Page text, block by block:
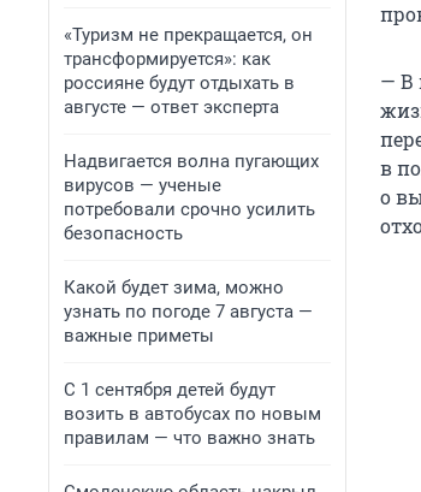
«Туризм не прекращается, он
трансформируется»: как
россияне будут отдыхать в
августе — ответ эксперта
Надвигается волна пугающих
вирусов — ученые
потребовали срочно усилить
безопасность
Какой будет зима, можно
узнать по погоде 7 августа —
важные приметы
С 1 сентября детей будут
возить в автобусах по новым
правилам — что важно знать
— В
в
о